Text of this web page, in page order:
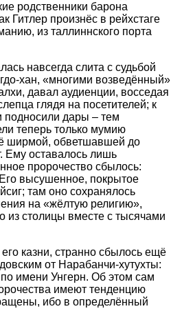
родственники барона
Гитлер произнёс в рейхстаге
из таллиннского порта
навсегда слита с судьбой
хан, «многими возведённый»
давал аудиенции, восседая
глядя на посетителей; к
подносили дары – тем
теперь только мумию
ширмой, обветшавшей до
Ему оставалось лишь
пророчество сбылось:
высушенное, покрытое
там оно сохранялось
на «жёлтую религию»,
из столицы вместе с тысячами
казни, странно сбылось ещё
от Нарабанчи-хутухты:
по имени Унгерн. Об этом сам
имеют тенденцию
ибо в определённый